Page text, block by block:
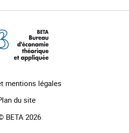
mentions légales
du site
BETA 2026